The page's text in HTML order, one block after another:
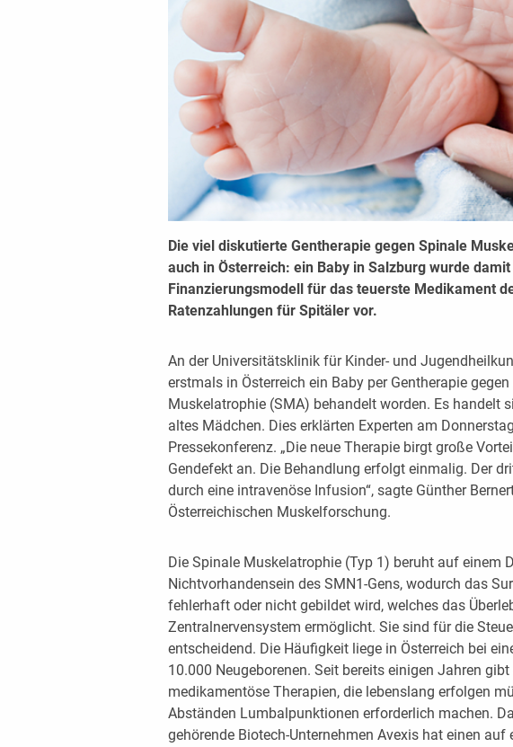
Die viel diskutierte Gentherapie gegen Spinale
auch in Österreich: ein Baby in Salzburg wurde
Finanzierungsmodell für das teuerste Medikament
Ratenzahlungen für Spitäler vor.
An der Universitätsklinik für Kinder- und
erstmals in Österreich ein Baby per Gentherapie
Muskelatrophie (SMA) behandelt worden. Es handelt
altes Mädchen. Dies erklärten Experten am
Pressekonferenz. „Die neue Therapie birgt große
Gendefekt an. Die Behandlung erfolgt einmalig. Der
durch eine intravenöse Infusion“, sagte Günther
Österreichischen Muskelforschung.
Die Spinale Muskelatrophie (Typ 1) beruht auf einem
Nichtvorhandensein des SMN1-Gens, wodurch das
fehlerhaft oder nicht gebildet wird, welches das
Zentralnervensystem ermöglicht. Sie sind für die
entscheidend. Die Häufigkeit liege in Österreich bei
10.000 Neugeborenen. Seit bereits einigen Jahren
medikamentöse Therapien, die lebenslang erfolgen
Abständen Lumbalpunktionen erforderlich machen.
gehörende Biotech-Unternehmen Avexis hat einen